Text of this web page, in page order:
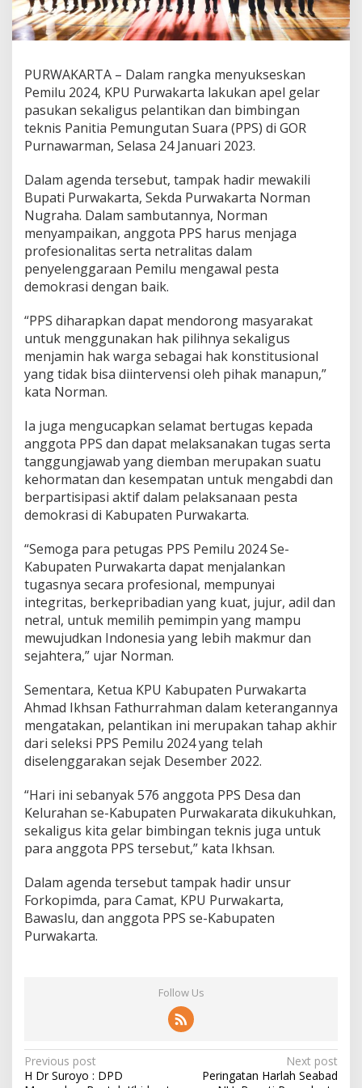
PURWAKARTA – Dalam rangka menyukseskan
Pemilu 2024, KPU Purwakarta lakukan apel gelar
pasukan sekaligus pelantikan dan bimbingan
teknis Panitia Pemungutan Suara (PPS) di GOR
Purnawarman, Selasa 24 Januari 2023.
Dalam agenda tersebut, tampak hadir mewakili
Bupati Purwakarta, Sekda Purwakarta Norman
Nugraha. Dalam sambutannya, Norman
menyampaikan, anggota PPS harus menjaga
profesionalitas serta netralitas dalam
penyelenggaraan Pemilu mengawal pesta
demokrasi dengan baik.
“PPS diharapkan dapat mendorong masyarakat
untuk menggunakan hak pilihnya sekaligus
menjamin hak warga sebagai hak konstitusional
yang tidak bisa diintervensi oleh pihak manapun,”
kata Norman.
Ia juga mengucapkan selamat bertugas kepada
anggota PPS dan dapat melaksanakan tugas serta
tanggungjawab yang diemban merupakan suatu
kehormatan dan kesempatan untuk mengabdi dan
berpartisipasi aktif dalam pelaksanaan pesta
demokrasi di Kabupaten Purwakarta.
“Semoga para petugas PPS Pemilu 2024 Se-
Kabupaten Purwakarta dapat menjalankan
tugasnya secara profesional, mempunyai
integritas, berkepribadian yang kuat, jujur, adil dan
netral, untuk memilih pemimpin yang mampu
mewujudkan Indonesia yang lebih makmur dan
sejahtera,” ujar Norman.
Sementara, Ketua KPU Kabupaten Purwakarta
Ahmad Ikhsan Fathurrahman dalam keterangannya
mengatakan, pelantikan ini merupakan tahap akhir
dari seleksi PPS Pemilu 2024 yang telah
diselenggarakan sejak Desember 2022.
“Hari ini sebanyak 576 anggota PPS Desa dan
Kelurahan se-Kabupaten Purwakarata dikukuhkan,
sekaligus kita gelar bimbingan teknis juga untuk
para anggota PPS tersebut,” kata Ikhsan.
Dalam agenda tersebut tampak hadir unsur
Forkopimda, para Camat, KPU Purwakarta,
Bawaslu, dan anggota PPS se-Kabupaten
Purwakarta.
Follow Us
Post
Previous post
H Dr Suroyo : DPD
Next post
Peringatan Harlah Seabad